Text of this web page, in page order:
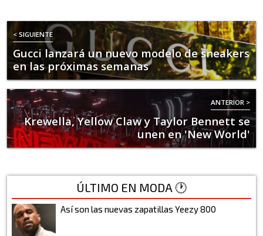
< SIGUIENTE
Gucci lanzará un nuevo modelo de sneakers
en las próximas semanas
ANTERIOR >
Krewella, Yellow Claw y Taylor Bennett se
unen en 'New World'
ÚLTIMO EN MODA 🕐
Así son las nuevas zapatillas Yeezy 800